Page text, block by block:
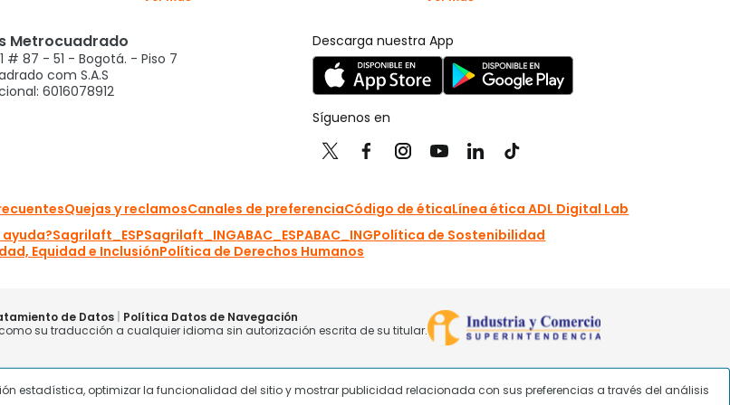
estadística, optimizar la funcionalidad del sitio y mostrar publicidad relacionada con sus preferencias a través del análisis